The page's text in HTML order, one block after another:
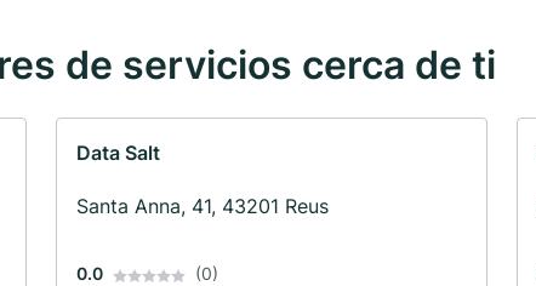
de servicios cerca de ti
Data Salt
Santa Anna, 41, 43201 Reus
0.0 (0)